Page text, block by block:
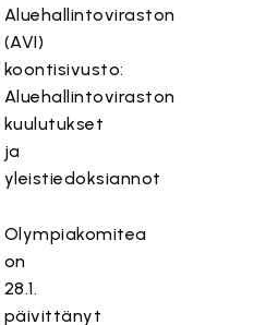
Aluehallintoviraston
(AVI)
koontisivusto:
Aluehallintoviraston
kuulutukset
ja
yleistiedoksiannot
Olympiakomitea
on
28.1.
päivittänyt